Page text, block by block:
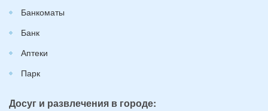
Банкоматы
Банк
Аптеки
Парк
Досуг и развлечения в городе: